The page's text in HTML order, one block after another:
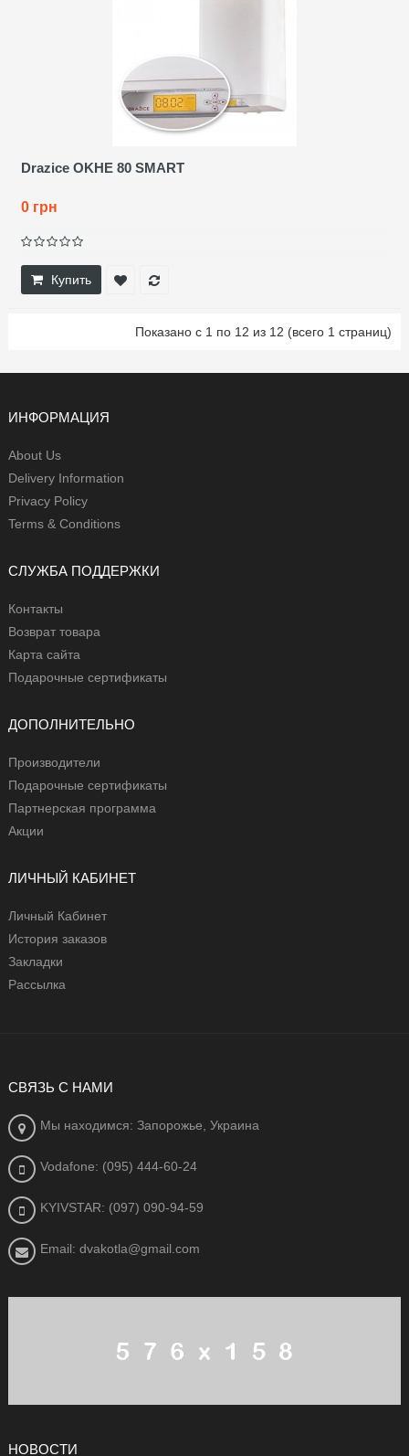
Drazice OKHE 80 SMART
0 грн
Купить
Показано с 1 по 12 из 12 (всего 1 страниц)
ИНФОРМАЦИЯ
About Us
Delivery Information
Privacy Policy
Terms & Conditions
СЛУЖБА ПОДДЕРЖКИ
Контакты
Возврат товара
Карта сайта
Подарочные сертификаты
ДОПОЛНИТЕЛЬНО
Производители
Подарочные сертификаты
Партнерская программа
Акции
ЛИЧНЫЙ КАБИНЕТ
Личный Кабинет
История заказов
Закладки
Рассылка
СВЯЗЬ С НАМИ
Мы находимся: Запорожье, Украина
Vodafone: (095) 444-60-24
KYIVSTAR: (097) 090-94-59
Email: dvakotla@gmail.com
НОВОСТИ